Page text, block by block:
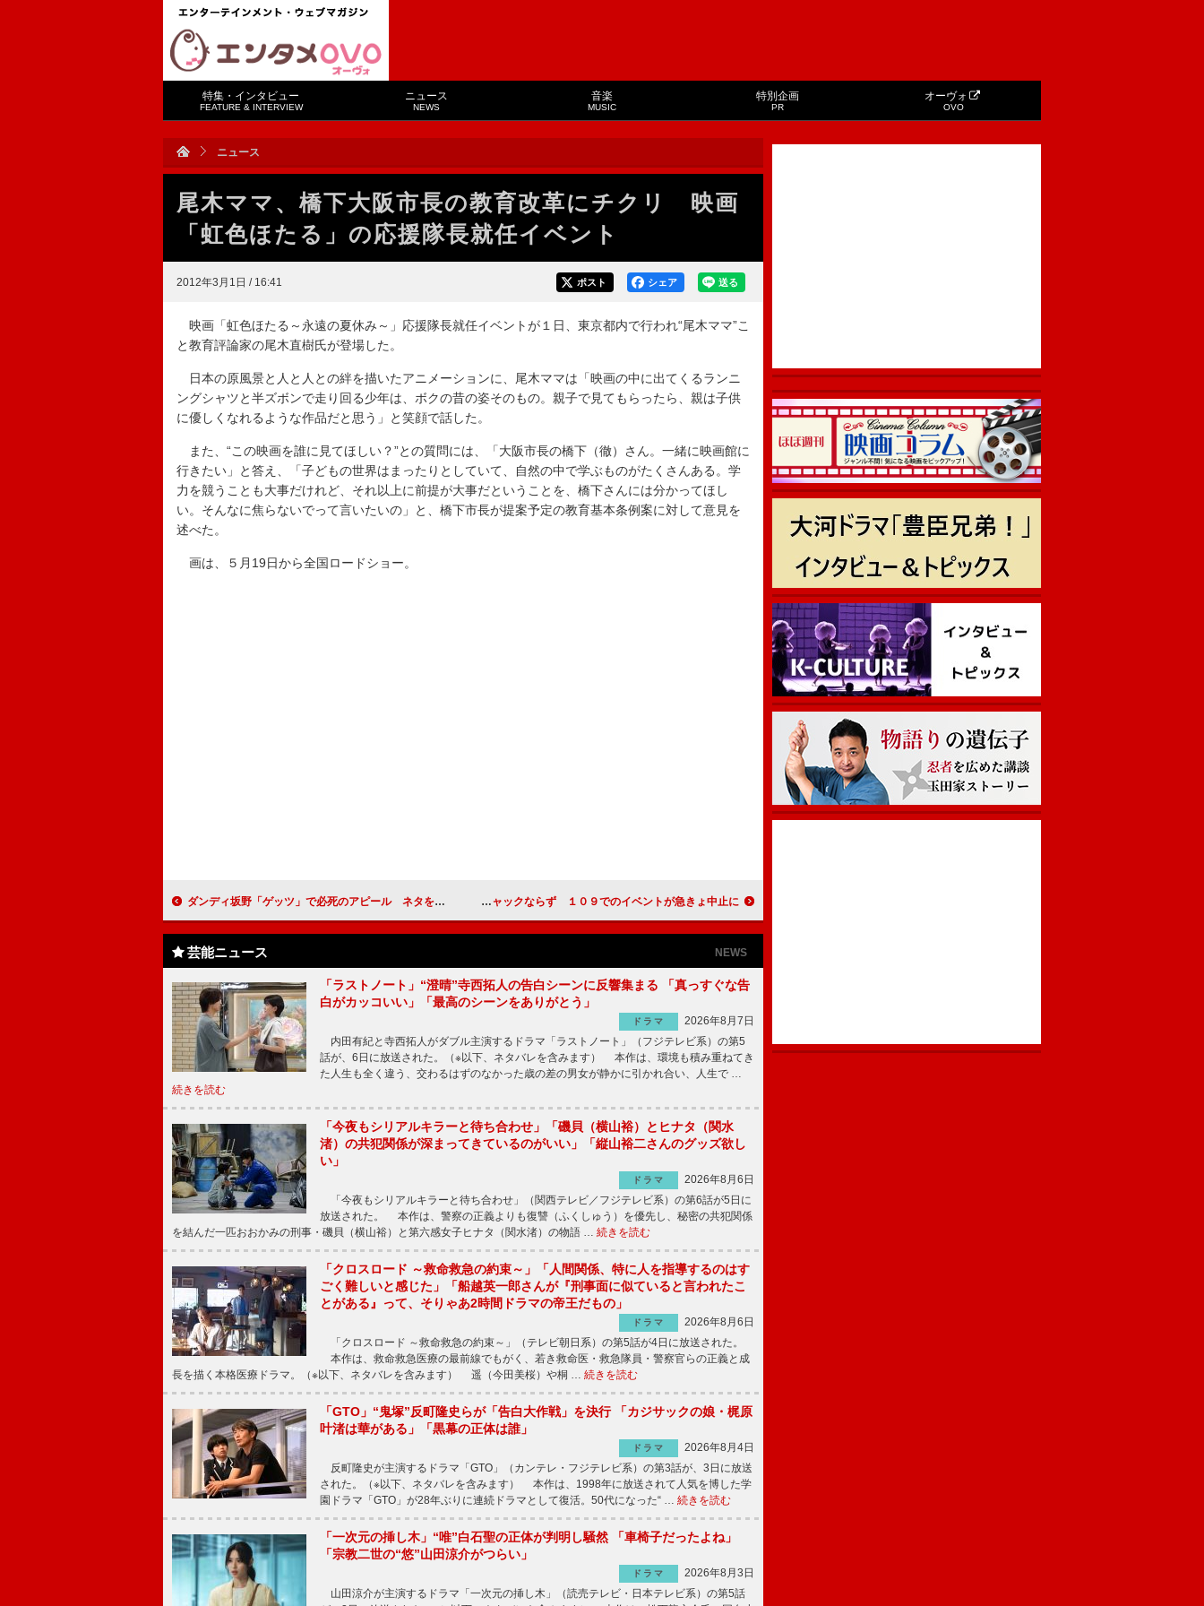
特集・インタビュー
FEATURE & INTERVIEW
ニュース
NEWS
音楽
MUSIC
特別企画
PR
オーヴォ
OVO
ニュース
尾木ママ、橋下大阪市長の教育改革にチクリ 映画
「虹色ほたる」の応援隊長就任イベント
2012年3月1日 / 16:41 送る
シェア
ポスト
映画「虹色ほたる～永遠の夏休み～」応援隊長就任イベントが１日、東京都内で行われ“尾木ママ”こ
と教育評論家の尾木直樹氏が登場した。
日本の原風景と人と人との絆を描いたアニメーションに、尾木ママは「映画の中に出てくるランニ
ングシャツと半ズボンで走り回る少年は、ボクの昔の姿そのもの。親子で見てもらったら、親は子供
に優しくなれるような作品だと思う」と笑顔で話した。
また、“この映画を誰に見てほしい？”との質問には、「大阪市長の橋下（徹）さん。一緒に映画館に
行きたい」と答え、「子どもの世界はまったりとしていて、自然の中で学ぶものがたくさんある。学
力を競うことも大事だけれど、それ以上に前提が大事だということを、橋下さんには分かってほし
い。そんなに焦らないでって言いたいの」と、橋下市長が提案予定の教育基本条例案に対して意見を
述べた。
画は、５月19日から全国ロードショー。
ダンディ坂野「ゲッツ」で必死のアピール ネタを披露するも会場からは苦笑 T-ARA、渋谷ジャックならず １０９でのイベントが急きょ中止に
芸能ニュース NEWS
「ラストノート」“澄晴”寺西拓人の告白シーンに反響集まる 「真っすぐな告
白がカッコいい」「最高のシーンをありがとう」
ドラマ
2026年8月7日
内田有紀と寺西拓人がダブル主演するドラマ「ラストノート」（フジテレビ系）の第5
話が、6日に放送された。（※以下、ネタバレを含みます） 本作は、環境も積み重ねてき
た人生も全く違う、交わるはずのなかった歳の差の男女が静かに引かれ合い、人生で …
続きを読む
「今夜もシリアルキラーと待ち合わせ」「磯貝（横山裕）とヒナタ（関水
渚）の共犯関係が深まってきているのがいい」「縦山裕二さんのグッズ欲し
い」
ドラマ
2026年8月6日
「今夜もシリアルキラーと待ち合わせ」（関西テレビ／フジテレビ系）の第6話が5日に
放送された。 本作は、警察の正義よりも復讐（ふくしゅう）を優先し、秘密の共犯関係
を結んだ一匹おおかみの刑事・磯貝（横山裕）と第六感女子ヒナタ（関水渚）の物語 … 続きを読む
「クロスロード ～救命救急の約束～」「人間関係、特に人を指導するのはす
ごく難しいと感じた」「船越英一郎さんが『刑事面に似ていると言われたこ
とがある』って、そりゃあ2時間ドラマの帝王だもの」
ドラマ
2026年8月6日
「クロスロード ～救命救急の約束～」（テレビ朝日系）の第5話が4日に放送された。
本作は、救命救急医療の最前線でもがく、若き救命医・救急隊員・警察官らの正義と成
長を描く本格医療ドラマ。（※以下、ネタバレを含みます） 遥（今田美桜）や桐 … 続きを読む
「GTO」“鬼塚”反町隆史らが「告白大作戦」を決行 「カジサックの娘・梶原
叶渚は華がある」「黒幕の正体は誰」
ドラマ
2026年8月4日
反町隆史が主演するドラマ「GTO」（カンテレ・フジテレビ系）の第3話が、3日に放送
された。（※以下、ネタバレを含みます） 本作は、1998年に放送されて人気を博した学
園ドラマ「GTO」が28年ぶりに連続ドラマとして復活。50代になった“ … 続きを読む
「一次元の挿し木」“唯”白石聖の正体が判明し騒然 「車椅子だったよね」
「宗教二世の“悠”山田涼介がつらい」
ドラマ
2026年8月3日
山田涼介が主演するドラマ「一次元の挿し木」（読売テレビ・日本テレビ系）の第5話